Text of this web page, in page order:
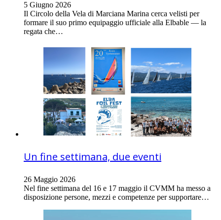
5 Giugno 2026
Il Circolo della Vela di Marciana Marina cerca velisti per
formare il suo primo equipaggio ufficiale alla Elbable — la
regata che…
Un fine settimana, due eventi
26 Maggio 2026
Nel fine settimana del 16 e 17 maggio il CVMM ha messo a
disposizione persone, mezzi e competenze per supportare…